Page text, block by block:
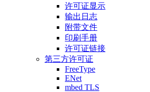
许可证显示
输出日志
附带文件
印刷手册
许可证链接
第三方许可证
FreeType
ENet
mbed TLS